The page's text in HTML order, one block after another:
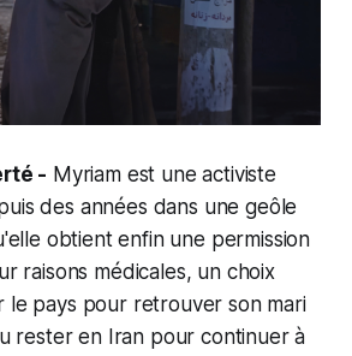
- Myriam est une activiste
des années dans une geôle
obtient enfin une permission
raisons médicales, un choix
le pays pour retrouver son mari
rester en Iran pour continuer à